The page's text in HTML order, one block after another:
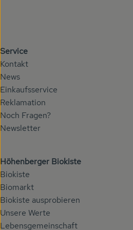
Service
Kontakt
News
Einkaufsservice
Reklamation
Noch Fragen?
Newsletter
Höhenberger Biokiste
Biokiste
Biomarkt
Biokiste ausprobieren
Unsere Werte
Lebensgemeinschaft